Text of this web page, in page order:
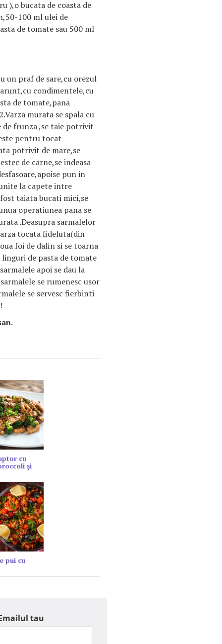
),o bucata de coasta de
100 ml ulei de
de tomate sau 500 ml
un praf de sare,cu orezul
condimentele,cu
de tomate,pana
murata se spala cu
de frunza ,se taie potrivit
pentru tocat
potrivit de mare,se
de carne,se indeasa
pun in
la capete intre
taiata bucati mici,se
operatiunea pana se
.Deasupra sarmalelor
tocata fideluta(din
foi de dafin si se toarna
linguri de pasta de tomate
apoi se dau la
se rumenesc usor
se servesc fierbinti
.
cu
și
pui cu
tau